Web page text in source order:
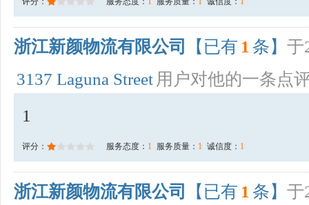
浙江新颜物流有限公司 【已有 1 条】 于
3137 Laguna Street 用户对他的一条点
1
评分： 服务态度： 1 服务质量： 1 诚信度： 1
浙江新颜物流有限公司 【已有 1 条】 于